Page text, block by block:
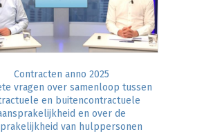
Contracten anno 2025
vragen over samenloop tussen
en buitencontractuele
en over de
van hulppersonen